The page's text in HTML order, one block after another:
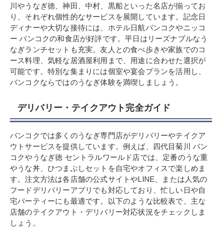
川やうなぎ徳、神田、中村、黒船といった名店が揃ってお
り、それぞれ個性的なサービスを展開しています。記念日
ディナーや大切な接待には、ホテル日航バンコクやニッコ
ー バンコクの和食店が好評です。平日はリーズナブルなう
なぎランチセットも充実。友人との食べ歩きや家族でのコ
ース料理、気軽な居酒屋利用まで、用途に合わせた選択が
可能です。特別な集まりには個室や宴会プランを活用し、
バンコクならではのうなぎ体験を満喫しましょう。
デリバリー・テイクアウト完全ガイド
バンコクでは多くのうなぎ専門店がデリバリーやテイクア
ウトサービスを提供しています。例えば、四代目菊川 バン
コクやうなぎ徳 セントラルワールド店では、定番のうな重
やうな丼、ひつまぶしセットを自宅やオフィスで楽しめま
す。注文方法は各店舗の公式サイトやLINE、または人気の
フードデリバリーアプリでも対応しており、忙しい日や自
宅パーティーにも最適です。以下のような比較表で、主な
店舗のテイクアウト・デリバリー対応状況をチェックしま
しょう。